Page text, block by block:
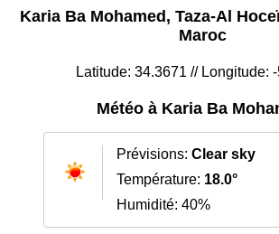
Karia Ba Mohamed, Taza-Al
Maroc
Latitude: 34.3671 // Longitude:
Météo à Karia Ba
Prévisions: Clear sky
Température: 18.0°
Humidité: 40%